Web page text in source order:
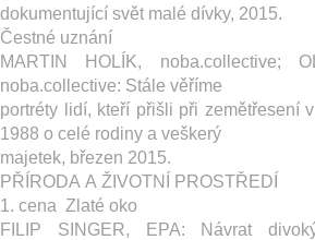
dokumentující svět malé dívky, 2015.
Čestné uznání
MARTIN HOLÍK, noba.collective;
noba.collective: ​Stále věříme ­
portréty lidí, kteří přišli při zemětřesení
1988 o celé rodiny a veškerý
majetek, březen 2015.
PŘÍRODA A ŽIVOTNÍ PROSTŘEDÍ
1. cena ­ Zlaté oko
FILIP SINGER, EPA: ​Návrat